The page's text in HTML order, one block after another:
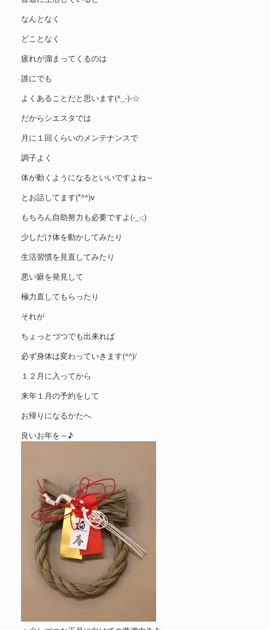
なんとなく
どことなく
疲れが溜まってくるのは
誰にでも
よくあることだと思います(^_-)-☆
だからシエスタでは
月に１回くらいのメンテナンスで
調子よく
体が動くようになるといいですよね～
とお話してます(*^^)v
もちろん自助努力も必要ですよ(-_-;)
少しだけ体を動かしてみたり
生活習慣を見直してみたり
悪い癖を発見して
極力直してもらったり
それが
ちょっとづつでも出来れば
必ず身体は変わっていきます(^^)/
１２月に入ってから
来年１月の予約をして
お帰りになるかたへ
良いお年を～♪